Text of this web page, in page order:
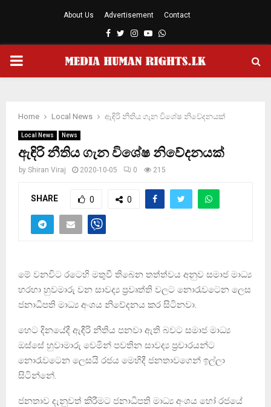
About Us Advertisement Contact
Facebook
TwitterInstagram
YoutubeWhatsapp
PRIMARY
Home Local News ඇඳිරි නීතිය ගැන විශේෂ නිවේදනයක්
Local News News
ඇඳිරි නීතිය ගැන විශේෂ නිවේදනයක්
by Shiran Viraj 2020-10-05 0 215
SHARE 0 0
මේ වනවිට රටෙහි මතුවී තිබෙන තත්ත්වය අනුව සමාජ මාධ්‍ය
හරහා හුවමාරු වන සාවද්‍ය ප්‍රවෘත්ති වලට නොරැවටෙන ලෙස
ජනාධිපති මාධ්‍ය අංශය නිවේදනය කර සිටිනවා.
හෙට දිනයේදී ඇඳීරි නීතිය පනවා ඇති බවට සමාජ මාධ්‍ය
ඔස්සේ හුවාමාරු වෙමින් පවතින සාවද්‍ය ප්‍රචාරයන්ට
නොරැවටෙන ලෙසයි රජය මෙහිදී ජනතාවගෙන් ඉල්ලා
සිටින්නේ.
ජනතාව දැනුවත් කිරීමට ජනාධිපති මාධ්‍ය අංශය හෝ රජයේ